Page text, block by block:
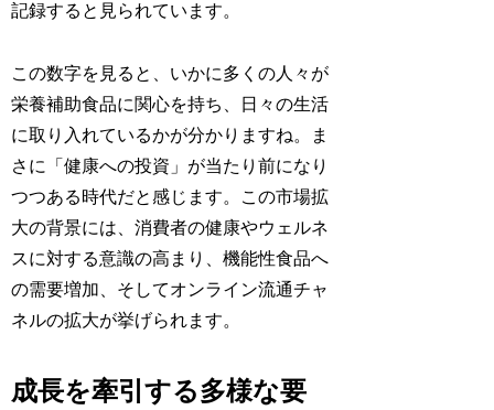
記録すると見られています。
この数字を見ると、いかに多くの人々が
栄養補助食品に関心を持ち、日々の生活
に取り入れているかが分かりますね。ま
さに「健康への投資」が当たり前になり
つつある時代だと感じます。この市場拡
大の背景には、消費者の健康やウェルネ
スに対する意識の高まり、機能性食品へ
の需要増加、そしてオンライン流通チャ
ネルの拡大が挙げられます。
成長を牽引する多様な要